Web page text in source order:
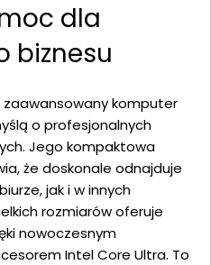
dla
biznesu
zaawansowany komputer
o profesjonalnych
Jego kompaktowa
że doskonale odnajduje
jak i w innych
rozmiarów oferuje
nowoczesnym
Intel Core Ultra. To